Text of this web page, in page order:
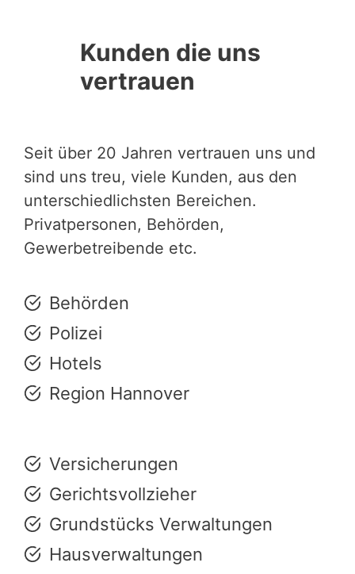
Kunden die uns
vertrauen
Seit über 20 Jahren vertrauen uns und
sind uns treu, viele Kunden, aus den
unterschiedlichsten Bereichen.
Privatpersonen, Behörden,
Gewerbetreibende etc.
Behörden
Polizei
Hotels
Region Hannover
Versicherungen
Gerichtsvollzieher
Grundstücks Verwaltungen
Hausverwaltungen